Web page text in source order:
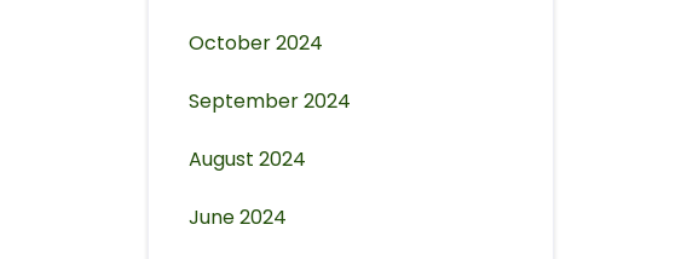
October 2024
September 2024
August 2024
June 2024